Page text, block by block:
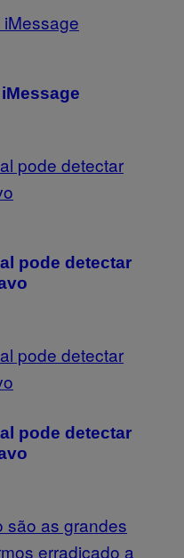
pode detectar
pode detectar